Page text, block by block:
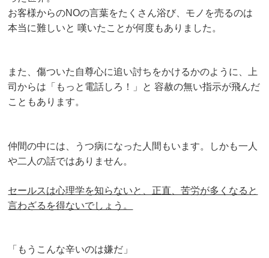
お客様からのNOの言葉をたくさん浴び、モノを売るのは
本当に難しいと 嘆いたことが何度もありました。
また、傷ついた自尊心に追い討ちをかけるかのように、上
司からは「もっと電話しろ！」と 容赦の無い指示が飛んだ
こともあります。
仲間の中には、うつ病になった人間もいます。しかも一人
や二人の話ではありません。
セールスは心理学を知らないと、正直、苦労が多くなると
言わざるを得ないでしょう。
「もうこんな辛いのは嫌だ」